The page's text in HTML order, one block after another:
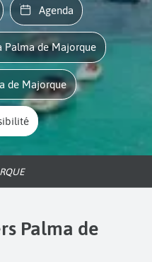
Agenda
Palma de Majorque
de Majorque
Palma de